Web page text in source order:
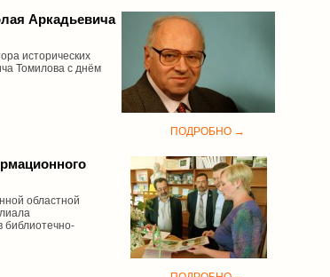
Аркадьевича
исторических
Томилова с днём
ПОДРОБНО →
областной
библиотечно-